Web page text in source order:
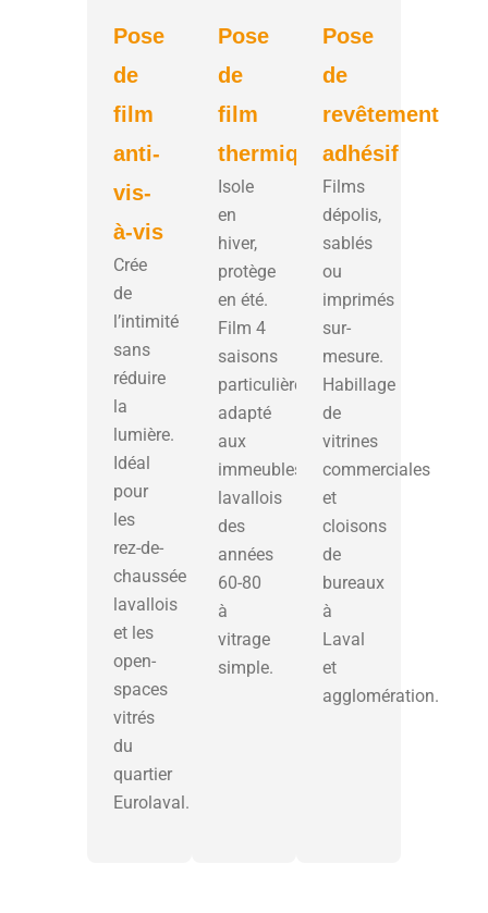
Pose
de
film
anti-
vis-
à-vis
Crée
de
l’intimité
sans
réduire
la
lumière.
Idéal
pour
les
rez-de-
chaussée
lavallois
et les
open-
spaces
vitrés
du
quartier
Eurolaval.
Pose
de
film
thermique
Isole
en
hiver,
protège
en été.
Film 4
saisons
particulièrement
adapté
aux
immeubles
lavallois
des
années
60-80
à
vitrage
simple.
Pose
de
revêtement
adhésif
Films
dépolis,
sablés
ou
imprimés
sur-
mesure.
Habillage
de
vitrines
commerciales
et
cloisons
de
bureaux
à
Laval
et
agglomération.